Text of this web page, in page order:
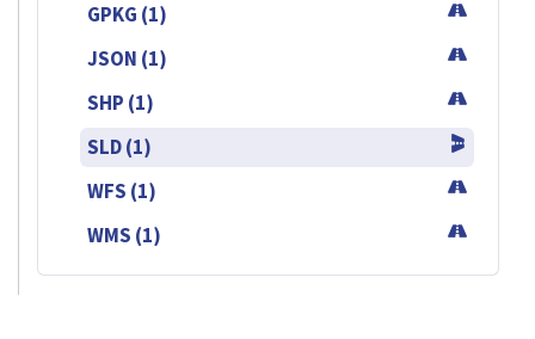
GPKG (1)
JSON (1)
SHP (1)
SLD (1)
WFS (1)
WMS (1)